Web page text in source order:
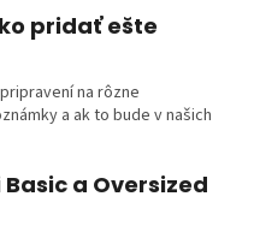
pridať ešte
na rôzne
a ak to bude v našich
a Oversized